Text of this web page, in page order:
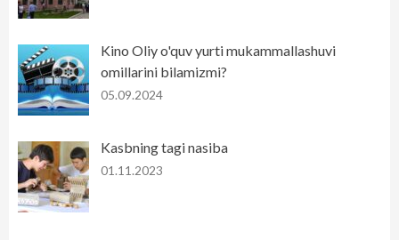
Kino Oliy o'quv yurti mukammallashuvi
omillarini bilamizmi?
05.09.2024
Kasbning tagi nasiba
01.11.2023